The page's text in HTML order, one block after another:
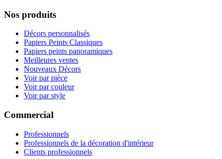
Nos produits
Décors personnalisés
Papiers Peints Classiques
Papiers peints panoramiques
Meilleures ventes
Nouveaux Décors
Voir par pièce
Voir par couleur
Voir par style
Commercial
Professionnels
Professionnels de la décoration d'intérieur
Clients professionnels